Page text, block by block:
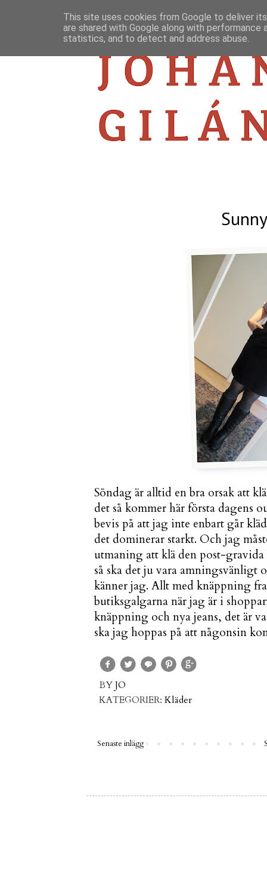
Söndag är alltid en bra orsak att
det så kommer här första dagens
bevis på att jag inte enbart går
det dominerar starkt. Och jag
utmaning att klä den post-
så ska det ju vara amningsvänligt
känner jag. Allt med knäppning
butiksgalgarna när jag är i
knäppning och nya jeans, det är
ska jag hoppas på att någonsin
BYJO
KATEGORIER: Kläder
Senaste inlägg
This site uses cookies from Google to deliver
are shared with Google along with
statistics, and to detect and address abuse.